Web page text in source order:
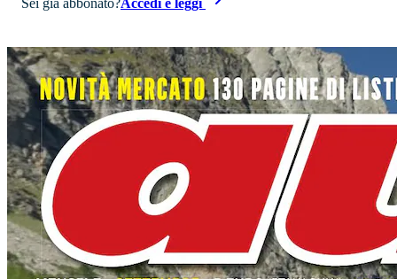
Sei già abbonato?Accedi e leggi